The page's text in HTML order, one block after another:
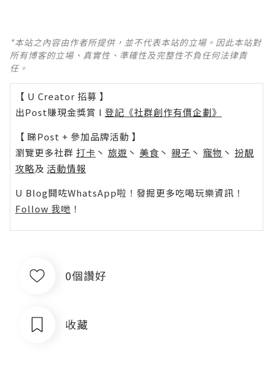
*本站之內容由作者所提供，並不代表本站的立場。因此本站對
所有博客的立場、真實性、準確性及完整性不負任何法律責
任。
【 U Creator 招募 】
出Post賺現金獎賞 l 登記《社群創作有價企劃》
【 睇Post + 參加品牌活動 】
瀏覽更多社群 打卡 丶 旅遊 丶 美食 丶 親子 丶 寵物 丶 扮靚
攻略及 活動情報
U Blog開咗WhatsApp啦！發掘更多吃喝玩樂資訊！
Follow 我哋 ！
0個讚好
收藏